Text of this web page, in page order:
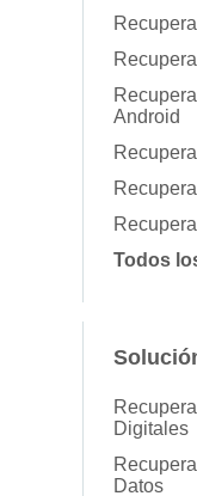
Android
Todos
Digitales
Datos